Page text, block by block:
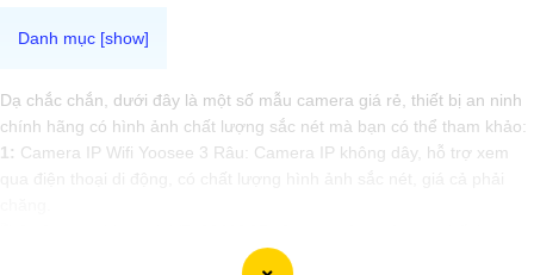
Dạ chắc chắn, dưới đây là một số mẫu camera giá rẻ, thiết bị an ninh
chính hãng có hình ảnh chất lượng sắc nét mà bạn có thể tham khảo:
1: Camera IP Wifi Yoosee 3 Râu: Camera IP không dây, hỗ trợ xem
Full HD, hỗ trợ xoay 360 độ, phù hợp cho việc lắp đặt trong nhà hoặc